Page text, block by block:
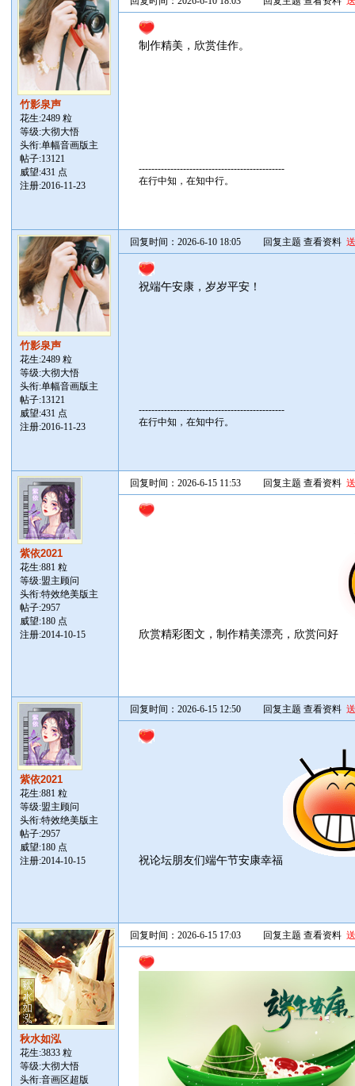
竹影泉声
花生:2489 粒
等级:大彻大悟
头衔:单幅音画版主
帖子:13121
威望:431 点
注册:2016-11-23
制作精美，欣赏佳作。
----------------------------------------------
在行中知，在知中行。
竹影泉声
花生:2489 粒
等级:大彻大悟
头衔:单幅音画版主
帖子:13121
威望:431 点
注册:2016-11-23
回复时间：2026-6-10 18:05 回复主题 查看资料
祝端午安康，岁岁平安！
----------------------------------------------
在行中知，在知中行。
紫依2021
花生:881 粒
等级:盟主顾问
头衔:特效绝美版主
帖子:2957
威望:180 点
注册:2014-10-15
回复时间：2026-6-15 11:53 回复主题 查看资料
欣赏精彩图文，制作精美漂亮，欣赏问好
紫依2021
花生:881 粒
等级:盟主顾问
头衔:特效绝美版主
帖子:2957
威望:180 点
注册:2014-10-15
回复时间：2026-6-15 12:50 回复主题 查看资料
祝论坛朋友们端午节安康幸福
秋水如泓
花生:3833 粒
等级:大彻大悟
头衔:音画区超版
回复时间：2026-6-15 17:03 回复主题 查看资料